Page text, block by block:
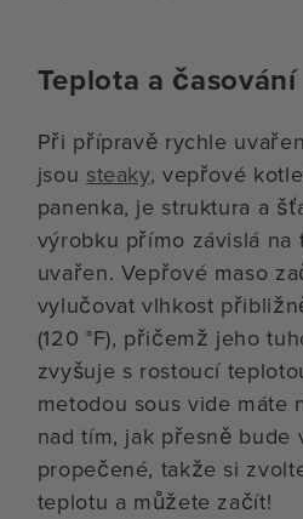
Teplota a časování
Při přípravě rychle
jsou steaky, vepřové
panenka, je struktura a
výrobku přímo závislá na
uvařen. Vepřové maso
vylučovat vlhkost
(120 °F), přičemž jeho
zvyšuje s rostoucí
metodou sous vide máte
nad tím, jak přesně bude
propečené, takže si
teplotu a můžete začít!